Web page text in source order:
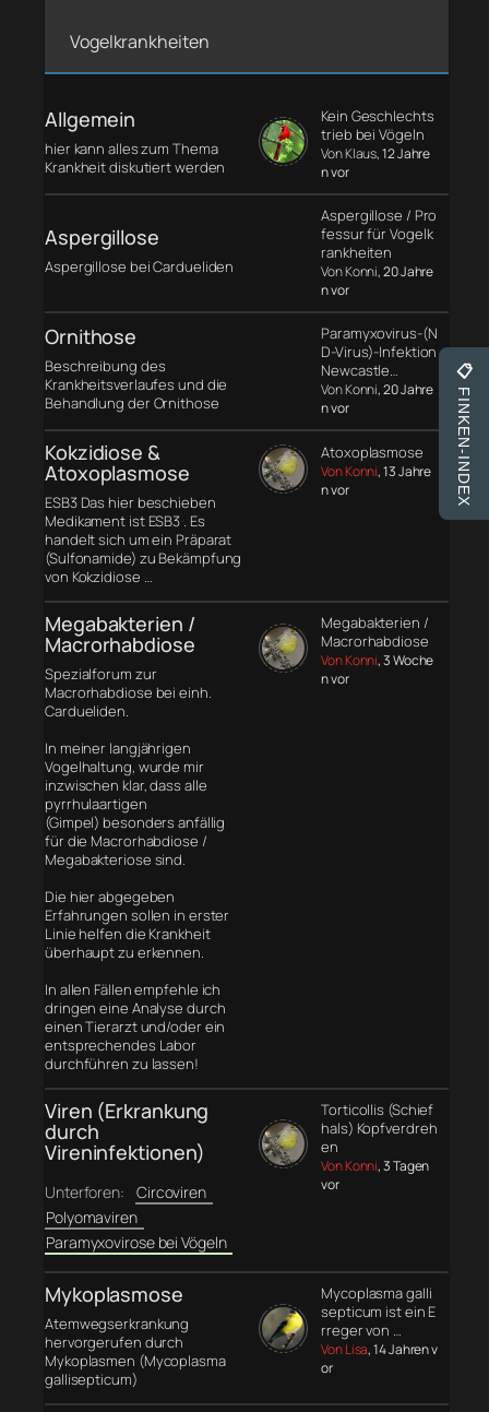
Vogelkrankheiten
Allgemein
hier kann alles zum Thema
Krankheit diskutiert werden
Kein Geschlechts
trieb bei Vögeln
Von Klaus, 12 Jahre
n vor
Aspergillose
Aspergillose bei Cardueliden
Aspergillose / Pro
fessur für Vogelk
rankheiten
Von Konni, 20 Jahre
n vor
Ornithose
Beschreibung des
Krankheitsverlaufes und die
Behandlung der Ornithose
Paramyxovirus-(N
D-Virus)-Infektion
Newcastle…
Von Konni, 20 Jahre
n vor
Kokzidiose &
Atoxoplasmose
ESB3 Das hier beschieben
Medikament ist ESB3 . Es
handelt sich um ein Präparat
(Sulfonamide) zu Bekämpfung
von Kokzidiose …
Atoxoplasmose
Von Konni, 13 Jahre
n vor
Megabakterien /
Macrorhabdiose
Spezialforum zur
Macrorhabdiose bei einh.
Cardueliden.
In meiner langjährigen
Vogelhaltung, wurde mir
inzwischen klar, dass alle
pyrrhulaartigen
(Gimpel) besonders anfällig
für die Macrorhabdiose /
Megabakteriose sind.
Die hier abgegeben
Erfahrungen sollen in erster
Linie helfen die Krankheit
überhaupt zu erkennen.
In allen Fällen empfehle ich
dringen eine Analyse durch
einen Tierarzt und/oder ein
entsprechendes Labor
durchführen zu lassen!
Megabakterien /
Macrorhabdiose
Von Konni, 3 Woche
n vor
Viren (Erkrankung
durch
Vireninfektionen)
Unterforen:
Circoviren
Polyomaviren
Paramyxovirose bei Vögeln
Torticollis (Schief
hals) Kopfverdreh
en
Von Konni, 3 Tagen
vor
Mykoplasmose
Atemwegserkrankung
hervorgerufen durch
Mykoplasmen (Mycoplasma
gallisepticum)
Mycoplasma galli
septicum ist ein E
rreger von …
Von Lisa, 14 Jahren v
or
📋
FINKEN-INDEX